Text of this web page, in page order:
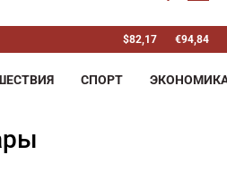
$82,17 €94,84
СПОРТ